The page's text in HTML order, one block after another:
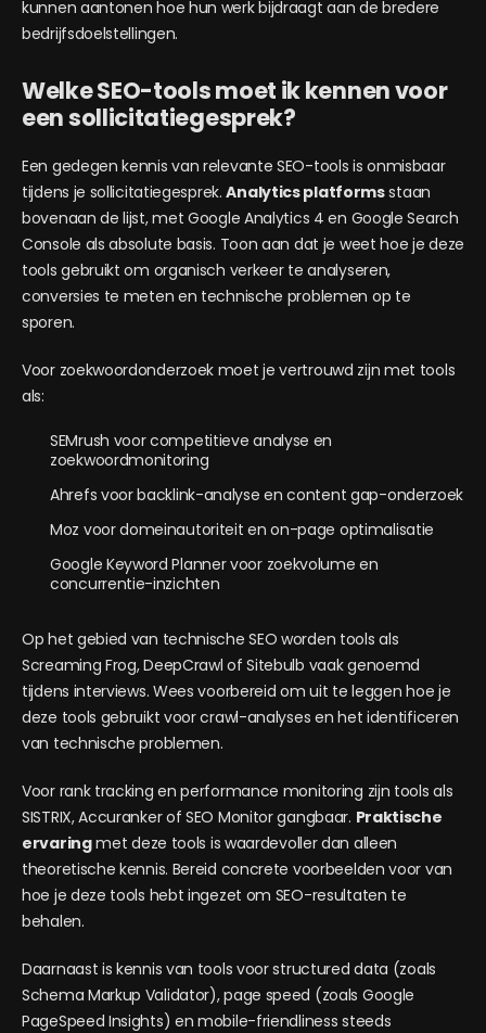
kunnen aantonen hoe hun werk bijdraagt aan de bredere
bedrijfsdoelstellingen.
Welke SEO-tools moet ik kennen voor
een sollicitatiegesprek?
Een gedegen kennis van relevante SEO-tools is onmisbaar
tijdens je sollicitatiegesprek.Analytics platformsstaan
bovenaan de lijst, met Google Analytics 4 en Google Search
Console als absolute basis. Toon aan dat je weet hoe je deze
tools gebruikt om organisch verkeer te analyseren,
conversies te meten en technische problemen op te
sporen.
Voor zoekwoordonderzoek moet je vertrouwd zijn met tools
als:
SEMrush voor competitieve analyse en
zoekwoordmonitoring
Ahrefs voor backlink-analyse en content gap-onderzoek
Moz voor domeinautoriteit en on-page optimalisatie
Google Keyword Planner voor zoekvolume en
concurrentie-inzichten
Op het gebied van technische SEO worden tools als
Screaming Frog, DeepCrawl of Sitebulb vaak genoemd
tijdens interviews. Wees voorbereid om uit te leggen hoe je
deze tools gebruikt voor crawl-analyses en het identificeren
van technische problemen.
Voor rank tracking en performance monitoring zijn tools als
SISTRIX, Accuranker of SEO Monitor gangbaar. Praktische
ervaringmet deze tools is waardevoller dan alleen
theoretische kennis. Bereid concrete voorbeelden voor van
hoe je deze tools hebt ingezet om SEO-resultaten te
behalen.
Daarnaast is kennis van tools voor structured data (zoals
Schema Markup Validator), page speed (zoals Google
PageSpeed Insights) en mobile-friendliness steeds